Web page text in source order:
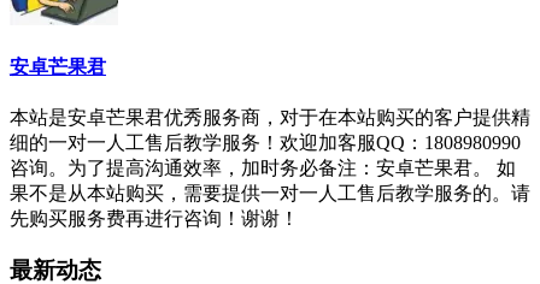
安卓芒果君
本站是安卓芒果君优秀服务商，对于在本站购买的客户提供精
细的一对一人工售后教学服务！欢迎加客服QQ：1808980990
咨询。为了提高沟通效率，加时务必备注：安卓芒果君。 如
果不是从本站购买，需要提供一对一人工售后教学服务的。请
先购买服务费再进行咨询！谢谢！
最新动态